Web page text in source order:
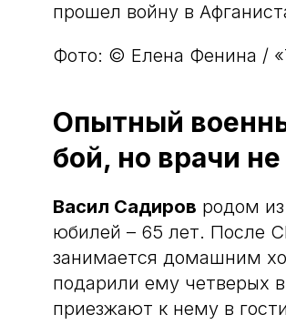
прошел войну в
Фото: © Елена Фенина /
Опытный
бой, но врачи
Васил Садиров родом
юбилей – 65 лет. После
занимается домашним
подарили ему четверых
приезжают к нему в